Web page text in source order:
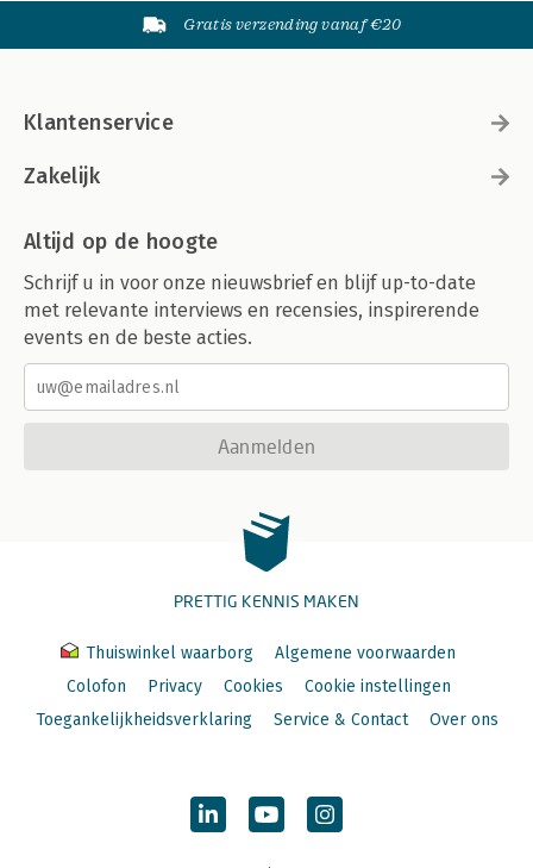
Gratis verzending vanaf €20
Klantenservice
Zakelijk
Altijd op de hoogte
Schrijf u in voor onze nieuwsbrief en blijf up-to-date
met relevante interviews en recensies, inspirerende
events en de beste acties.
Aanmelden
PRETTIG KENNIS MAKEN
Thuiswinkel waarborg
Algemene voorwaarden
Colofon
Privacy Cookies
Cookie instellingen
Toegankelijkheidsverklaring
Service & Contact Over ons